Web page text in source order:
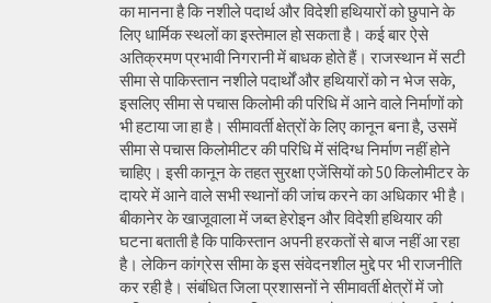
का मानना है कि नशीले पदार्थ और विदेशी हथियारों को छुपाने के
लिए धार्मिक स्थलों का इस्तेमाल हो सकता है। कई बार ऐसे
अतिक्रमण प्रभावी निगरानी में बाधक होते हैं। राजस्थान में सटी
सीमा से पाकिस्तान नशीले पदार्थों और हथियारों को न भेज सके,
इसलिए सीमा से पचास किलोमी की परिधि में आने वाले निर्माणों को
भी हटाया जा हा है। सीमावर्ती क्षेत्रों के लिए कानून बना है, उसमें
सीमा से पचास किलोमीटर की परिधि में संदिग्ध निर्माण नहीं होने
चाहिए। इसी कानून के तहत सुरक्षा एजेंसियों को 50 किलोमीटर के
दायरे में आने वाले सभी स्थानों की जांच करने का अधिकार भी है।
बीकानेर के खाजूवाला में जब्त हेरोइन और विदेशी हथियार की
घटना बताती है कि पाकिस्तान अपनी हरकतों से बाज नहीं आ रहा
है। लेकिन कांग्रेस सीमा के इस संवेदनशील मुद्दे पर भी राजनीति
कर रही है। संबंधित जिला प्रशासनों ने सीमावर्ती क्षेत्रों में जो